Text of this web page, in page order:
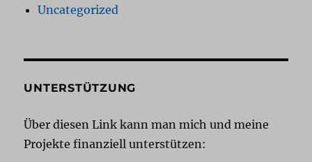
Uncategorized
UNTERSTÜTZUNG
Über diesen Link kann man mich und meine
Projekte finanziell unterstützen: